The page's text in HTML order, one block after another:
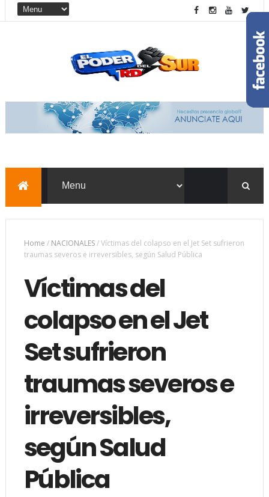
Home / NACIONALES/Víctimas del colapso en el Jet Set sufrieron
traumas severos e irreversibles, según Salud Pública
Víctimas del
colapso en el Jet
Set sufrieron
traumas severos e
irreversibles,
según Salud
Pública